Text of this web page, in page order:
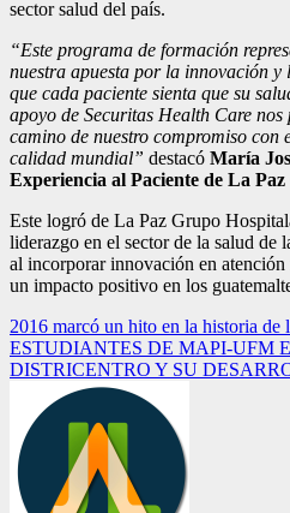
sector salud del país.
“Este programa de formación
nuestra apuesta por la innovación
que cada paciente sienta que su
apoyo de Securitas Health Care
camino de nuestro compromiso con
calidad mundial” destacó María
Experiencia al Paciente de La
Este logró de La Paz Grupo
liderazgo en el sector de la salud de
al incorporar innovación en
un impacto positivo en los
Navegación
de
entradas
2016 marcó un hito en la historia de
ESTUDIANTES DE MAPI-UFM
DISTRICENTRO Y SU